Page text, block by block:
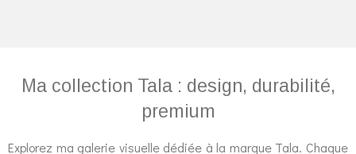
Ma collection Tala : design, durabilité,
premium
Explorez ma galerie visuelle dédiée à la marque Tala. Chaque